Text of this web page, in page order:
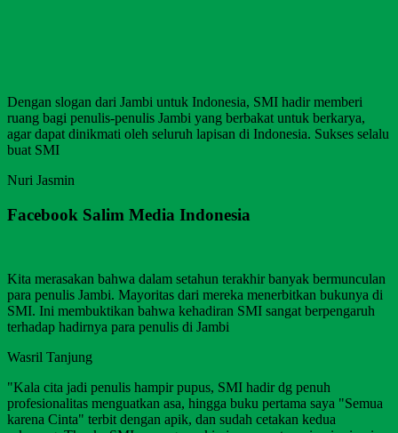
Dengan slogan dari Jambi untuk Indonesia, SMI hadir memberi
ruang bagi penulis-penulis Jambi yang berbakat untuk berkarya,
agar dapat dinikmati oleh seluruh lapisan di Indonesia. Sukses selalu
buat SMI
Nuri Jasmin
Facebook Salim Media Indonesia
Kita merasakan bahwa dalam setahun terakhir banyak bermunculan
para penulis Jambi. Mayoritas dari mereka menerbitkan bukunya di
SMI. Ini membuktikan bahwa kehadiran SMI sangat berpengaruh
terhadap hadirnya para penulis di Jambi
Wasril Tanjung
"Kala cita jadi penulis hampir pupus, SMI hadir dg penuh
profesionalitas menguatkan asa, hingga buku pertama saya "Semua
karena Cinta" terbit dengan apik, dan sudah cetakan kedua